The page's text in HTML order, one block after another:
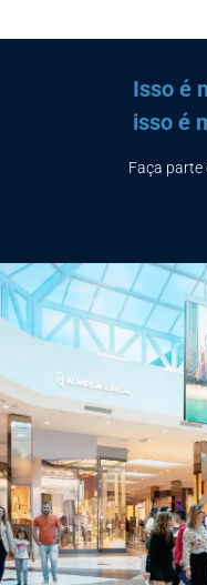
Isso é
isso é
Faça parte